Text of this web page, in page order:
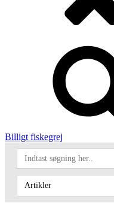
Billigt fiskegrej